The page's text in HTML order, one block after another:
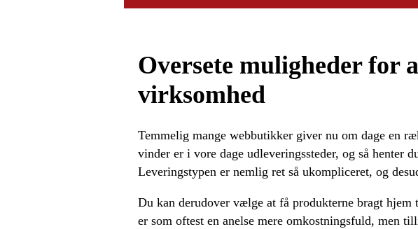
Oversete muligheder for
virksomhed
Temmelig mange webbutikker giver nu om dage en
vinder er i vore dage udleveringssteder, og så henter
Leveringstypen er nemlig ret så ukompliceret, og
Du kan derudover vælge at få produkterne bragt
er som oftest en anelse mere omkostningsfuld, men